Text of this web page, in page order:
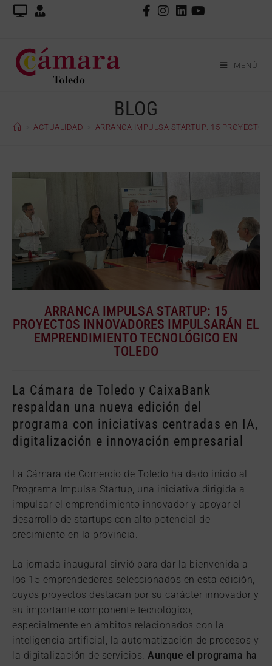
MENÚ
BLOG
ACTUALIDAD ARRANCA IMPULSA STARTUP: 15
ARRANCA IMPULSA STARTUP: 15
PROYECTOS INNOVADORES IMPULSARÁN EL
EMPRENDIMIENTO TECNOLÓGICO EN
TOLEDO
La Cámara de Toledo y CaixaBank
respaldan una nueva edición del
programa con iniciativas centradas en IA,
digitalización e innovación empresarial
La Cámara de Comercio de Toledo ha dado inicio al
Programa Impulsa Startup, una iniciativa dirigida a
impulsar el emprendimiento innovador y apoyar el
desarrollo de startups con alto potencial de
crecimiento en la provincia.
La jornada inaugural sirvió para dar la bienvenida a
los 15 emprendedores seleccionados en esta edición,
cuyos proyectos destacan por su carácter innovador y
su importante componente tecnológico,
especialmente en ámbitos relacionados con la
inteligencia artificial, la automatización de procesos y
la digitalización de servicios. Aunque el programa ha